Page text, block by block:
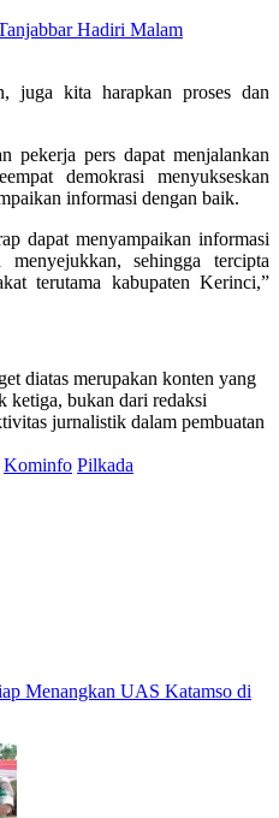
Hadiri Malam
juga kita harapkan proses dan
pekerja pers dapat menjalankan
demokrasi menyukseskan
informasi dengan baik.
dapat menyampaikan informasi
sehingga tercipta
terutama kabupaten Kerinci,”
diatas merupakan konten yang
ketiga, bukan dari redaksi
jurnalistik dalam pembuatan
Kominfo Pilkada
Menangkan UAS Katamso di